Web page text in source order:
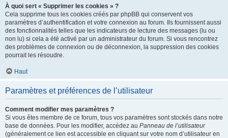
À quoi sert « Supprimer les cookies » ?
Cela supprime tous les cookies créés par phpBB qui conservent vos
paramètres d’authentification et votre connexion au forum. Ils fournissent aussi
des fonctionnalités telles que les indicateurs de lecture des messages (lu ou
non lu) si cela a été activé par un administrateur du forum. Si vous rencontrez
des problèmes de connexion ou de déconnexion, la suppression des cookies
pourrait les résoudre.
Haut
Paramètres et préférences de l’utilisateur
Comment modifier mes paramètres ?
Si vous êtes membre de ce forum, tous vos paramètres sont stockés dans notre
base de données. Pour les modifier, accédez au Panneau de l’utilisateur
(généralement ce lien est accessible en cliquant sur votre nom d’utilisateur en